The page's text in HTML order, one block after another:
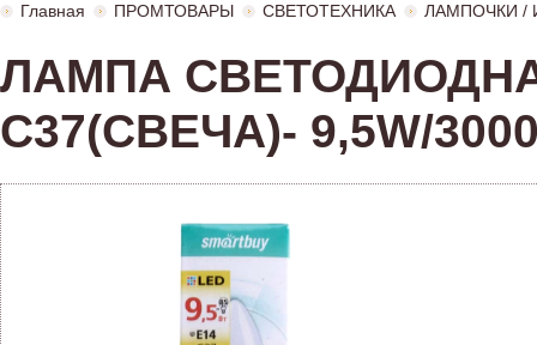
Главная ПРОМТОВАРЫ СВЕТОТЕХНИКА ЛАМПОЧКИ /
ЛАМПА СВЕТОДИОДНАЯ
C37(СВЕЧА)- 9,5W/